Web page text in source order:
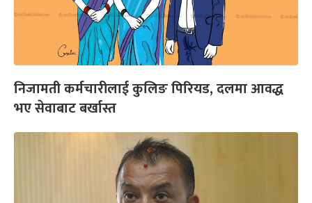
निजामती कर्मचारीलाई कुलिङ पिरियड, दलमा आवद्ध
भए सेवाबाट बर्खास्त